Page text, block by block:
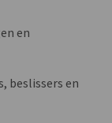
en
beslissers en